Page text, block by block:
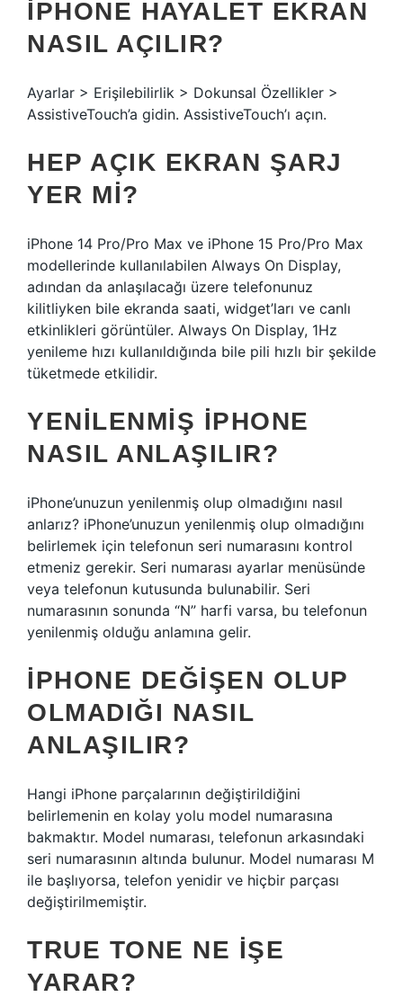
IPHONE HAYALET EKRAN
NASIL AÇILIR?
Ayarlar > Erişilebilirlik > Dokunsal Özellikler >
AssistiveTouch’a gidin. AssistiveTouch’ı açın.
HEP AÇIK EKRAN ŞARJ
YER MI?
iPhone 14 Pro/Pro Max ve iPhone 15 Pro/Pro Max
modellerinde kullanılabilen Always On Display,
adından da anlaşılacağı üzere telefonunuz
kilitliyken bile ekranda saati, widget’ları ve canlı
etkinlikleri görüntüler. Always On Display, 1Hz
yenileme hızı kullanıldığında bile pili hızlı bir şekilde
tüketmede etkilidir.
YENILENMIŞ IPHONE
NASIL ANLAŞILIR?
iPhone’unuzun yenilenmiş olup olmadığını nasıl
anlarız? iPhone’unuzun yenilenmiş olup olmadığını
belirlemek için telefonun seri numarasını kontrol
etmeniz gerekir. Seri numarası ayarlar menüsünde
veya telefonun kutusunda bulunabilir. Seri
numarasının sonunda “N” harfi varsa, bu telefonun
yenilenmiş olduğu anlamına gelir.
IPHONE DEĞIŞEN OLUP
OLMADIĞI NASIL
ANLAŞILIR?
Hangi iPhone parçalarının değiştirildiğini
belirlemenin en kolay yolu model numarasına
bakmaktır. Model numarası, telefonun arkasındaki
seri numarasının altında bulunur. Model numarası M
ile başlıyorsa, telefon yenidir ve hiçbir parçası
değiştirilmemiştir.
TRUE TONE NE IŞE
YARAR?